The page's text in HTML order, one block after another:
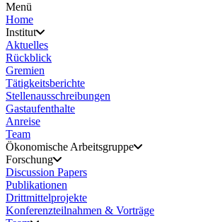
Menü
Home
Institut
Aktuelles
Rückblick
Gremien
Tätigkeitsberichte
Stellenausschreibungen
Gastaufenthalte
Anreise
Team
Ökonomische Arbeitsgruppe
Forschung
Discussion Papers
Publikationen
Drittmittelprojekte
Konferenzteilnahmen & Vorträge